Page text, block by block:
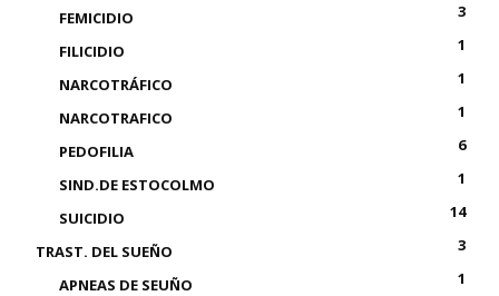
FEMICIDIO
3
FILICIDIO
1
NARCOTRÁFICO
1
NARCOTRAFICO
1
PEDOFILIA
6
SIND.DE ESTOCOLMO
1
SUICIDIO
14
TRAST. DEL SUEÑO
3
APNEAS DE SEUÑO
1